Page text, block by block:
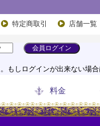
特定商取引 店舗一覧
料金